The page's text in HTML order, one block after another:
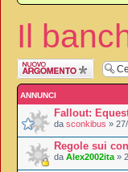
Il
Scrivi un nuovo
argomento
ANNUNCI
Fallout:
da sconkibus »
Regole sui
da Alex2002ita »